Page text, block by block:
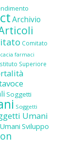
Archivio
Comitato
farmaci
Superiore
Soggetti
Soggetti
Umani
Sviluppo